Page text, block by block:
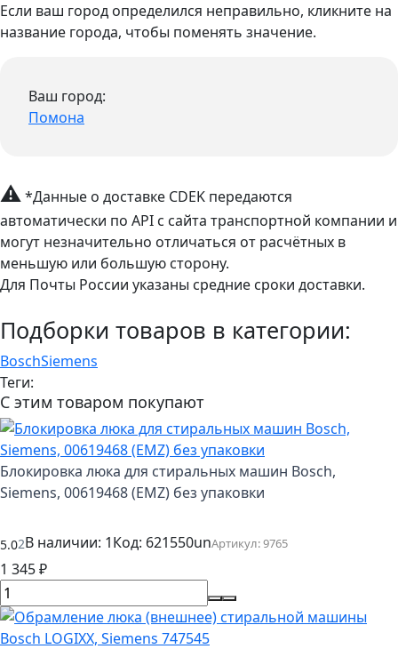
Если ваш город определился неправильно, кликните на
название города, чтобы поменять значение.
Ваш город:
Помона
⚠*Данные о доставке CDEK передаются
автоматически по API с сайта транспортной компании и
могут незначительно отличаться от расчётных в
меньшую или большую сторону.
Для Почты России указаны средние сроки доставки.
Подборки товаров в категории:
BoschSiemens
Теги:
С этим товаром покупают
Блокировка люка для стиральных машин Bosch,
Siemens, 00619468 (EMZ) без упаковки
5.02В наличии: 1Код: 621550unАртикул:9765
1 345₽